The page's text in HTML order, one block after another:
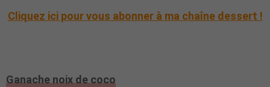
Cliquez ici pour vous abonner à ma chaîne dessert !
Ganache noix de coco